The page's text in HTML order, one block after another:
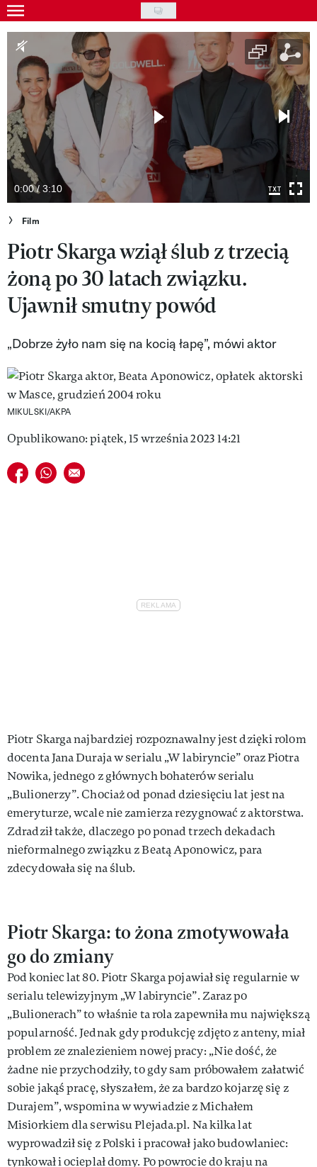
Skip
to
main
content
Gwiazdy
Ludzie
Moda
Uroda
Styl życia
Kultura
Wideo
Nasze akcje
VIVA!ART
VIVA!MODA
VIVA!PEOPLE POWER
0:00 / 3:10
Film
Piotr Skarga wziął ślub z trzecią
żoną po 30 latach związku.
Ujawnił smutny powód
„Dobrze żyło nam się na kocią łapę”, mówi aktor
MIKULSKI/AKPA
Opublikowano: piątek, 15 września 2023 14:21
Udostępnij na facebook
Udostępnij na whatsapp
E-mail do przyjaciela
Piotr Skarga najbardziej rozpoznawalny jest dzięki rolom
docenta Jana Duraja w serialu „W labiryncie” oraz Piotra
Nowika, jednego z głównych bohaterów serialu
„Bulionerzy”. Chociaż od ponad dziesięciu lat jest na
emeryturze, wcale nie zamierza rezygnować z aktorstwa.
Zdradził także, dlaczego po ponad trzech dekadach
nieformalnego związku z Beatą Aponowicz, para
zdecydowała się na ślub.
Piotr Skarga: to żona zmotywowała
go do zmiany
Pod koniec lat 80. Piotr Skarga pojawiał się regularnie w
serialu telewizyjnym „W labiryncie”. Zaraz po
„Bulionerach” to właśnie ta rola zapewniła mu największą
popularność. Jednak gdy produkcję zdjęto z anteny, miał
problem ze znalezieniem nowej pracy: „Nie dość, że
żadne nie przychodziły, to gdy sam próbowałem załatwić
sobie jakąś pracę, słyszałem, że za bardzo kojarzę się z
Durajem”, wspomina w wywiadzie z Michałem
Misiorkiem dla serwisu Plejada.pl. Na kilka lat
wyprowadził się z Polski i pracował jako budowlaniec:
tynkował i ocieplał domy. Po powrocie do kraju na